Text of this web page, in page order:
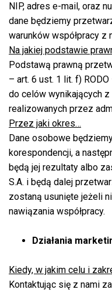
NIP, adres e-mail, oraz
dane będziemy
warunków współpracy z
Na jakiej podstawie
Podstawą prawną
– art. 6 ust. 1 lit. f)
do celów wynikających
realizowanych przez
Przez jaki okres…
Dane osobowe
korespondencji, a
będą jej rezultaty albo
S.A. i będą dalej
zostaną usunięte jeżeli
nawiązania współpracy.
Działania
Kiedy, w jakim celu i
Kontaktując się z nami